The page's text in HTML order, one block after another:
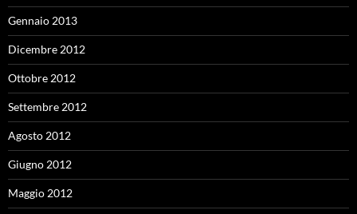
Gennaio 2013
Dicembre 2012
Ottobre 2012
Settembre 2012
Agosto 2012
Giugno 2012
Maggio 2012